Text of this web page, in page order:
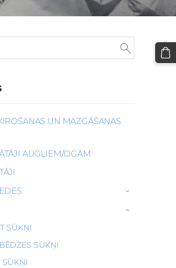
UN MAZGĀŠANAS
AUGĻIEM/OGĀM
›
SŪKŅI
SŪKŅI
SŪKŅI
›